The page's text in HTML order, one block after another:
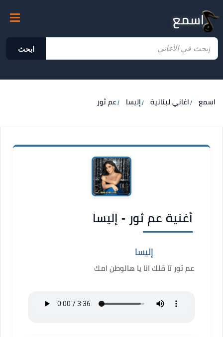
اسمع
ابحث
اسمع اغاني لبنانية إليسا عم ثور
أغنية عم ثور - إليسا
إليسا
عم ثور تا قلك انا يا هالوطن امك